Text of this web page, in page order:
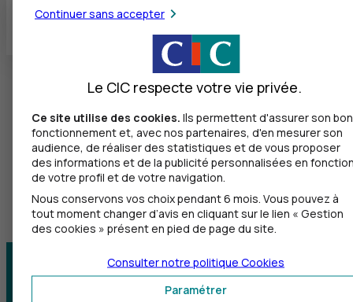
Toutes les localités
Centre d'aide Trouver une agence
Continuer sans accepter
Le CIC respecte votre vie privée.
Ce site utilise des cookies. Ils permettent d'assurer son bon
fonctionnement et, avec nos partenaires, d'en mesurer son
audience, de réaliser des statistiques et de vous proposer
des informations et de la publicité personnalisées en
de votre profil et de votre navigation.
Nous conservons vos choix pendant 6 mois. Vous pouvez à
tout moment changer d’avis en cliquant sur le lien « Gestion
des cookies » présent en pied de page du site.
Paramétrer
Consulter notre politique Cookies